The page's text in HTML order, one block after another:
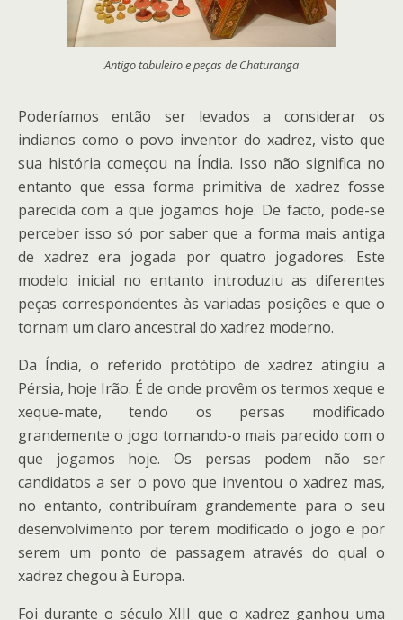
Antigo tabuleiro e peças de Chaturanga
Poderíamos então ser levados a considerar os
indianos como o povo inventor do xadrez, visto que
sua história começou na Índia. Isso não significa no
entanto que essa forma primitiva de xadrez fosse
parecida com a que jogamos hoje. De facto, pode-se
perceber isso só por saber que a forma mais antiga
de xadrez era jogada por quatro jogadores. Este
modelo inicial no entanto introduziu as diferentes
peças correspondentes às variadas posições e que o
tornam um claro ancestral do xadrez moderno.
Da Índia, o referido protótipo de xadrez atingiu a
Pérsia, hoje Irão. É de onde provêm os termos xeque e
xeque-mate, tendo os persas modificado
grandemente o jogo tornando-o mais parecido com o
que jogamos hoje. Os persas podem não ser
candidatos a ser o povo que inventou o xadrez mas,
no entanto, contribuíram grandemente para o seu
desenvolvimento por terem modificado o jogo e por
serem um ponto de passagem através do qual o
xadrez chegou à Europa.
Foi durante o século XIII que o xadrez ganhou uma